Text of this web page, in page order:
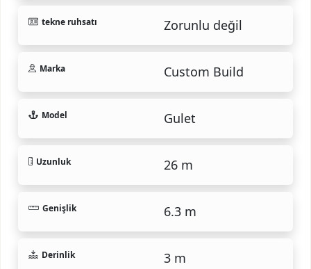
tekne ruhsatı Zorunlu değil
Marka Custom Build
Model Gulet
Uzunluk 26 m
Genişlik 6.3 m
Derinlik 3 m